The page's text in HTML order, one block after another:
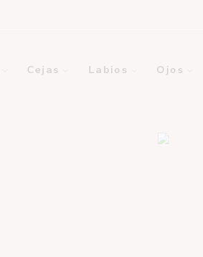
Cejas Labios Ojos